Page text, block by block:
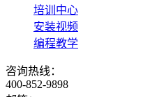
培训中心
安装视频
编程教学
咨询热线：
400-852-9898